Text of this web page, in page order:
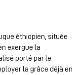
éthiopien, située
exergue la
porté par le
la grâce déjà en